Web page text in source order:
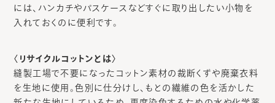
には、ハンカチやパスケースなどすぐに取り出したい小物を
入れておくのに便利です。
〈リサイクルコットンとは〉
縫製工場で不要になったコットン素材の裁断くずや廃棄衣料
を生地に使用。色別に仕分けし、もとの繊維の色を活かした